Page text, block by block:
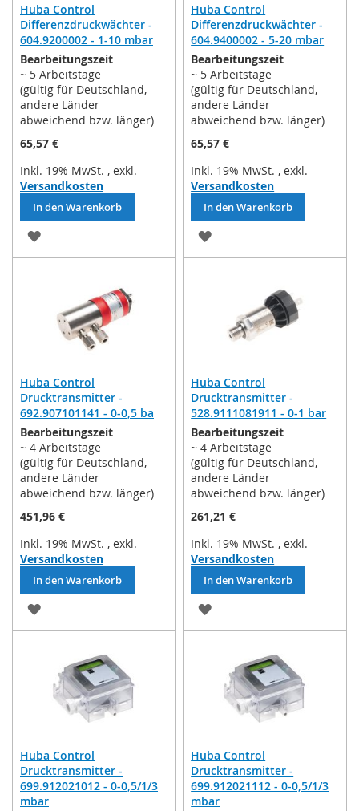
Huba Control
Differenzdruckwächter -
604.9200002 - 1-10 mbar
Bearbeitungszeit
~ 5 Arbeitstage
(gültig für Deutschland,
andere Länder
abweichend bzw. länger)
65,57 €
Inkl. 19% MwSt. , exkl.
Versandkosten
In den Warenkorb
ZUR
WUNSCHLISTE
HINZUFÜGEN
Huba Control
Differenzdruckwächter -
604.9400002 - 5-20 mbar
Bearbeitungszeit
~ 5 Arbeitstage
(gültig für Deutschland,
andere Länder
abweichend bzw. länger)
65,57 €
Inkl. 19% MwSt. , exkl.
Versandkosten
In den Warenkorb
ZUR
WUNSCHLISTE
HINZUFÜGEN
Huba Control
Drucktransmitter -
692.907101141 - 0-0,5 ba
Bearbeitungszeit
~ 4 Arbeitstage
(gültig für Deutschland,
andere Länder
abweichend bzw. länger)
451,96 €
Inkl. 19% MwSt. , exkl.
Versandkosten
In den Warenkorb
ZUR
WUNSCHLISTE
HINZUFÜGEN
Huba Control
Drucktransmitter -
528.9111081911 - 0-1 bar
Bearbeitungszeit
~ 4 Arbeitstage
(gültig für Deutschland,
andere Länder
abweichend bzw. länger)
261,21 €
Inkl. 19% MwSt. , exkl.
Versandkosten
In den Warenkorb
ZUR
WUNSCHLISTE
HINZUFÜGEN
Huba Control
Drucktransmitter -
699.912021012 - 0-0,5/1/3
mbar
Huba Control
Drucktransmitter -
699.912021112 - 0-0,5/1/3
mbar